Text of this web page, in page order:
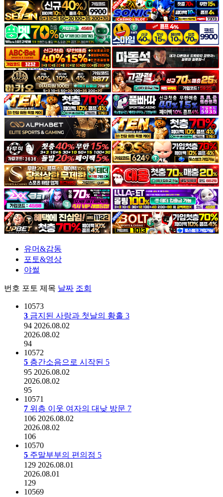
후방주의
움짤
스포츠
기타
야썰
고객센터
공지&이벤트
공지
1:1문의
광고문의
유머&감동
포토&영상
야썰
번호 포토 제목 날짜 조회
10573
3 금지된 사랑과 첫날의 황홀 3
94 2026.08.02
2026.08.02
94
10572
5 층간소음으로 시작된 5
95 2026.08.02
2026.08.02
95
10571
7 위층 이웃 여자의 대낮 방문 7
106 2026.08.02
2026.08.02
106
10570
5 주말부부의 편의점 5
129 2026.08.01
2026.08.01
129
10569